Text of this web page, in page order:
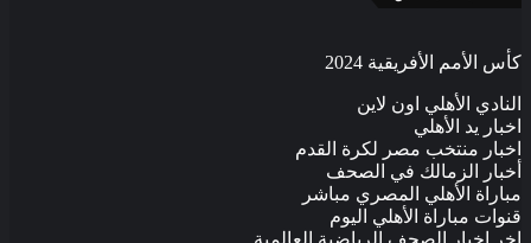
الأفريقية 2024
الأهلي اون لاين
يد الأهلي
منتخب مصر لكرة القدم
الزمالك في الصحف
الأهلي المصري مباشر
مباراة الأهلي اليوم